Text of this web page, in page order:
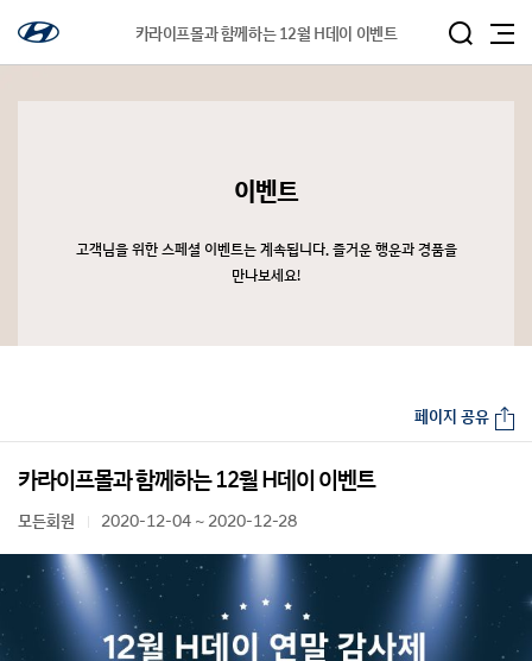
카라이프몰과 함께하는 12월 H데이 이벤트
이벤트
고객님을 위한 스페셜 이벤트는 계속됩니다. 즐거운 행운과 경품을
만나보세요!
카라이프몰과 함께하는 12월 H데이 이벤트
모든회원 2020-12-04 ~ 2020-12-28
페이지 공유